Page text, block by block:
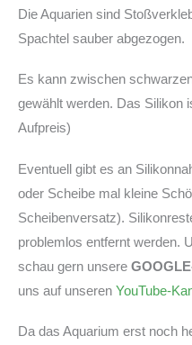
Die Aquarien sind
Spachtel sauber abgezogen.
Es kann zwischen
gewählt werden. Das Silikon
Aufpreis)
Eventuell gibt es an
oder Scheibe mal kleine
Scheibenversatz).
problemlos entfernt werden.
schau gern unsere
uns auf unseren YouTube-
Da das Aquarium erst noch